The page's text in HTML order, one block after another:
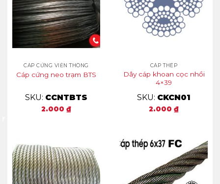
CÁP CỨNG VIỄN THÔNG
Cáp cứng neo trạm BTS
SKU: CCNTBTS
2.000 ₫
CÁP THÉP
Dây cáp khoan cọc nhồi
4×39
SKU: CKCN01
2.000 ₫